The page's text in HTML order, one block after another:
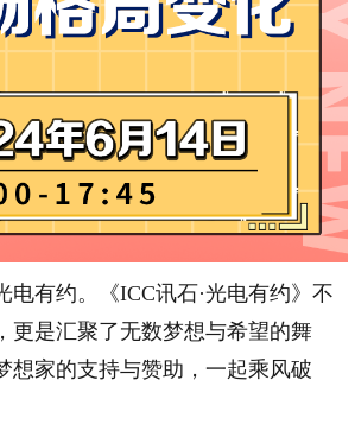
有约。《ICC讯石·光电有约》不
更是汇聚了无数梦想与希望的舞
想家的支持与赞助，一起乘风破